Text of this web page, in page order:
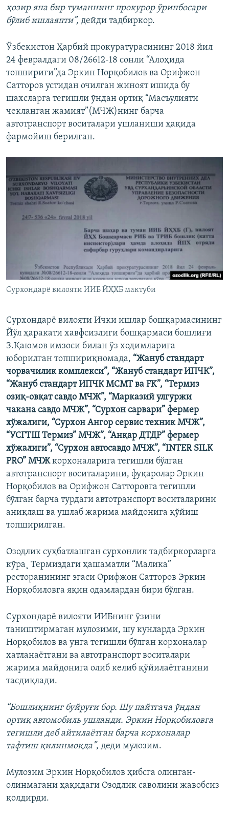
ҳозир яна бир туманнинг прокурор ўринбосари
бўлиб ишлаяпти”, дейди тадбиркор.
Ўзбекистон Ҳарбий прокуратурасининг 2018 йил
24 февралдаги 08/26612-18 сонли “Алоҳида
топшириғи”да Эркин Норқобилов ва Орифжон
Сатторов устидан очилган жиноят ишида бу
шахсларга тегишли ўндан ортиқ “Масъулияти
чекланган жамият”(МЧЖ)нинг барча
автотранспорт воситалари ушланиши ҳақида
фармойиш берилган.
Сурхондарё вилояти ИИБ ЙҲХБ мактуби
Сурхондарё вилояти Ички ишлар бошқармасининг
Йўл ҳаракати хавфсизлиги бошқармаси бошлиғи
З.Қаюмов имзоси билан ўз ходимларига
юборилган топшириқномада, “Жануб стандарт
чорвачилик комплекси”, “Жануб стандарт ИПЧК”,
“Жануб стандарт ИПЧК МСМТ ва FK”, “Термиз
озиқ-овқат савдо МЧЖ”, “Марказий улгуржи
чакана савдо МЧЖ”, “Сурхон сарвари” фермер
хўжалиги, “Сурхон Ангор сервис техник МЧЖ”,
“УСГТШ Термиз” МЧЖ”, “Анқар ДТДР” фермер
хўжалиги”, “Сурхон автосавдо МЧЖ”, “INTER SILK
PRO” МЧЖкорхоналарига тегишли бўлган
автотранспорт воситаларини, фуқаролар Эркин
Норқобилов ва Орифжон Сатторовга тегишли
бўлган барча турдаги автотранспорт воситаларини
аниқлаш ва ушлаб жарима майдонига қўйиш
топширилган.
Озодлик суҳбатлашган сурхонлик тадбиркорларга
кўра¸ Термиздаги ҳашаматли “Малика”
ресторанининг эгаси Орифжон Сатторов Эркин
Норқобиловга яқин одамлардан бири бўлган.
Сурхондарё вилояти ИИБнинг ўзини
таништирмаган мулозими, шу кунларда Эркин
Норқобилов ва унга тегишли бўлган корхоналар
хатланаётгани ва автотранспорт воситалари
жарима майдонига олиб келиб қўйилаётганини
тасдиқлади.
“Бошлиқнинг буйруғи бор. Шу пайтгача ўндан
ортиқ автомобиль ушланди. Эркин Норқобиловга
тегишли деб айтилаётган барча корхоналар
тафтиш қилинмоқда”, деди мулозим.
Мулозим Эркин Норқобилов ҳибсга олинган-
олинмагани ҳақидаги Озодлик саволини жавобсиз
қолдирди.